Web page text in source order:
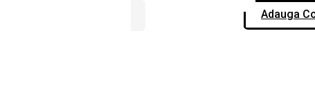
Adauga